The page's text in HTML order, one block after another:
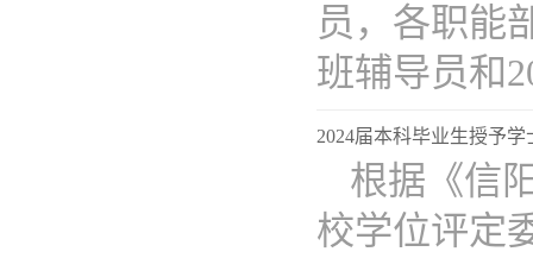
员，各职能
班辅导员和
2024届本科毕业生授予
根据《信
校学位评定